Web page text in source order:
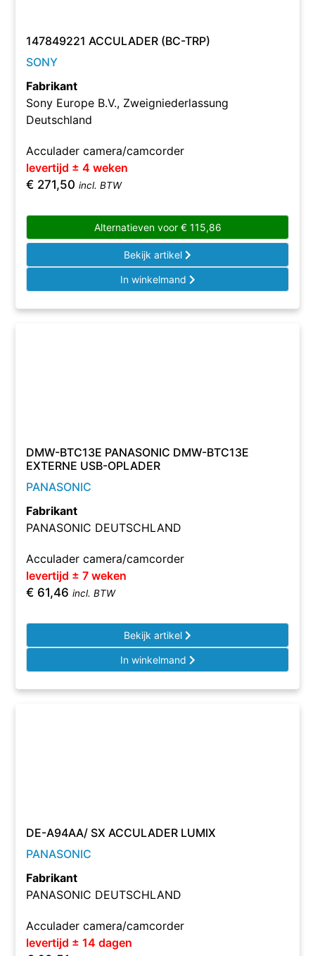
147849221 ACCULADER (BC-TRP)
SONY
Fabrikant
Sony Europe B.V., Zweigniederlassung
Deutschland
Acculader camera/camcorder
levertijd ± 4 weken
€ 271,50 incl. BTW
Alternatieven voor €115,86
Bekijk artikel
In winkelmand
DMW-BTC13E PANASONIC DMW-BTC13E
EXTERNE USB-OPLADER
PANASONIC
Fabrikant
PANASONIC DEUTSCHLAND
Acculader camera/camcorder
levertijd ± 7 weken
€ 61,46 incl. BTW
Bekijk artikel
In winkelmand
DE-A94AA/ SX ACCULADER LUMIX
PANASONIC
Fabrikant
PANASONIC DEUTSCHLAND
Acculader camera/camcorder
levertijd ± 14 dagen